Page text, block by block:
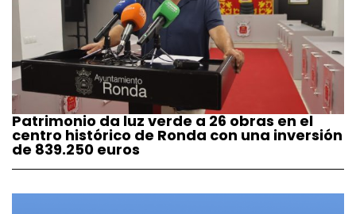
Patrimonio da luz verde a 26 obras en el
centro histórico de Ronda con una inversión
de 839.250 euros